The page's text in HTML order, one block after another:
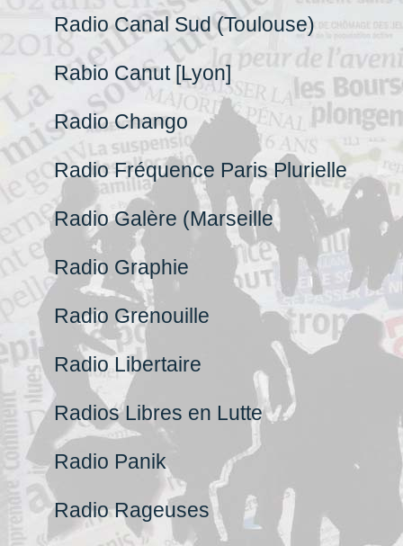
Radio Canal Sud (Toulouse)
Rabio Canut [Lyon]
Radio Chango
Radio Fréquence Paris Plurielle
Radio Galère (Marseille
Radio Graphie
Radio Grenouille
Radio Libertaire
Radios Libres en Lutte
Radio Panik
Radio Rageuses